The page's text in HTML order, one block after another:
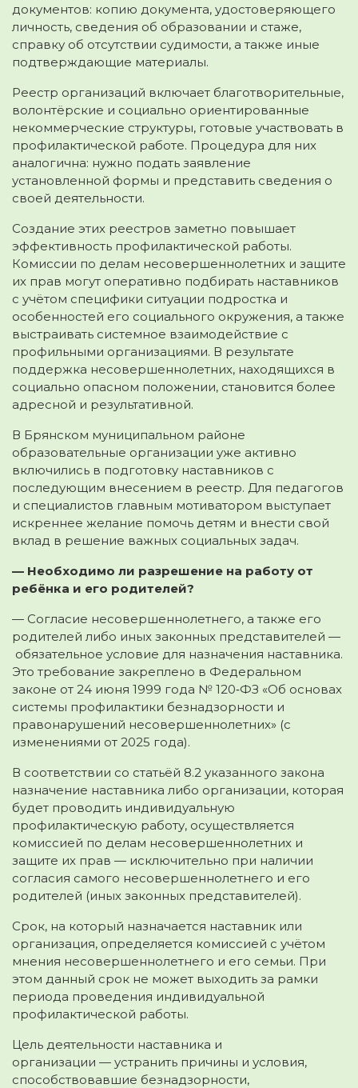
документов: копию документа, удостоверяющего
личность, сведения об образовании и стаже,
справку об отсутствии судимости, а также иные
подтверждающие материалы.
Реестр организаций включает благотворительные,
волонтёрские и социально ориентированные
некоммерческие структуры, готовые участвовать в
профилактической работе. Процедура для них
аналогична: нужно подать заявление
установленной формы и представить сведения о
своей деятельности.
Создание этих реестров заметно повышает
эффективность профилактической работы.
Комиссии по делам несовершеннолетних и защите
их прав могут оперативно подбирать наставников
с учётом специфики ситуации подростка и
особенностей его социального окружения, а также
выстраивать системное взаимодействие с
профильными организациями. В результате
поддержка несовершеннолетних, находящихся в
социально опасном положении, становится более
адресной и результативной.
В Брянском муниципальном районе
образовательные организации уже активно
включились в подготовку наставников с
последующим внесением в реестр. Для педагогов
и специалистов главным мотиватором выступает
искреннее желание помочь детям и внести свой
вклад в решение важных социальных задач.
— Необходимо ли разрешение на работу от
ребёнка и его родителей?
— Согласие несовершеннолетнего, а также его
родителей либо иных законных представителей —
обязательное условие для назначения наставника.
Это требование закреплено в Федеральном
законе от 24 июня 1999 года № 120‑ФЗ «Об основах
системы профилактики безнадзорности и
правонарушений несовершеннолетних» (с
изменениями от 2025 года).
В соответствии со статьёй 8.2 указанного закона
назначение наставника либо организации, которая
будет проводить индивидуальную
профилактическую работу, осуществляется
комиссией по делам несовершеннолетних и
защите их прав — исключительно при наличии
согласия самого несовершеннолетнего и его
родителей (иных законных представителей).
Срок, на который назначается наставник или
организация, определяется комиссией с учётом
мнения несовершеннолетнего и его семьи. При
этом данный срок не может выходить за рамки
периода проведения индивидуальной
профилактической работы.
Цель деятельности наставника и
организации — устранить причины и условия,
способствовавшие безнадзорности,